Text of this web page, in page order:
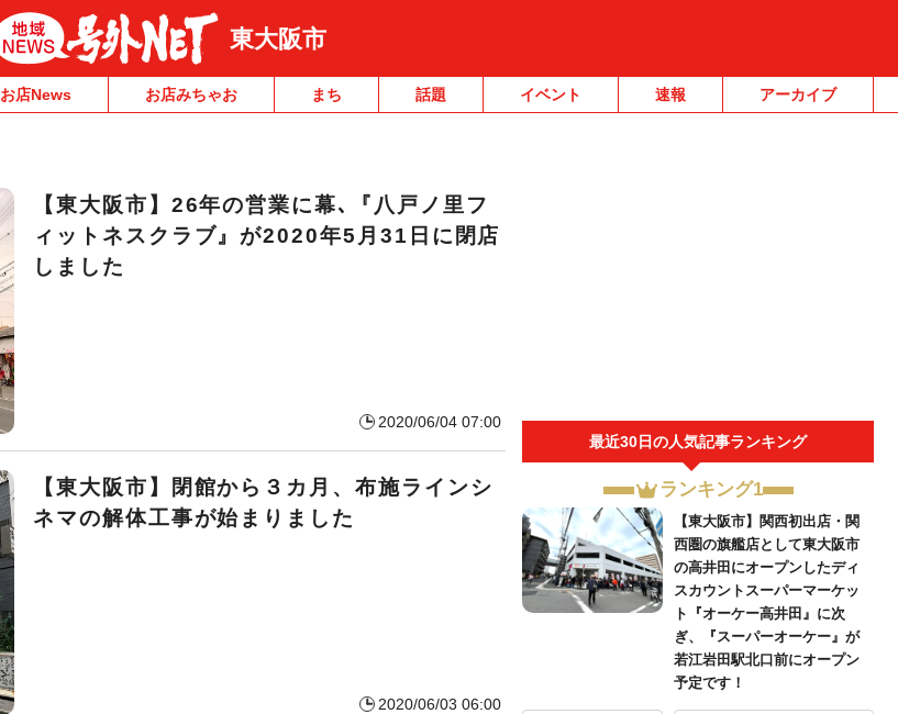
東大阪市
お店News お店みちゃお まち 話題 イベント 速報 アーカイブ
【東大阪市】26年の営業に幕､『八戸ノ里フ
ィットネスクラブ』が2020年5月31日に閉店
しました
2020/06/04 07:00
【東大阪市】閉館から３カ月、布施ラインシ
ネマの解体工事が始まりました
2020/06/03 06:00
最近30日の人気記事ランキング
ランキング1
【東大阪市】関西初出店・関
西圏の旗艦店として東大阪市
の高井田にオープンしたディ
スカウントスーパーマーケッ
ト『オーケー高井田』に次
ぎ、『スーパーオーケー』が
若江岩田駅北口前にオープン
予定です！